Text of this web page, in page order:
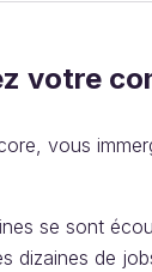
votre
vous
se sont
dizaines de